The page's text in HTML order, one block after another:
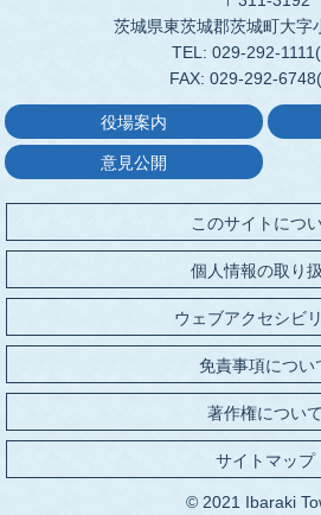
茨城県東茨城郡茨城町大字
TEL: 029-292-
FAX: 029-292-
役場案内
意見公開
このサイトにつ
個人情報の取り
ウェブアクセシビ
免責事項につい
著作権について
サイトマップ
© 2021 Ibaraki